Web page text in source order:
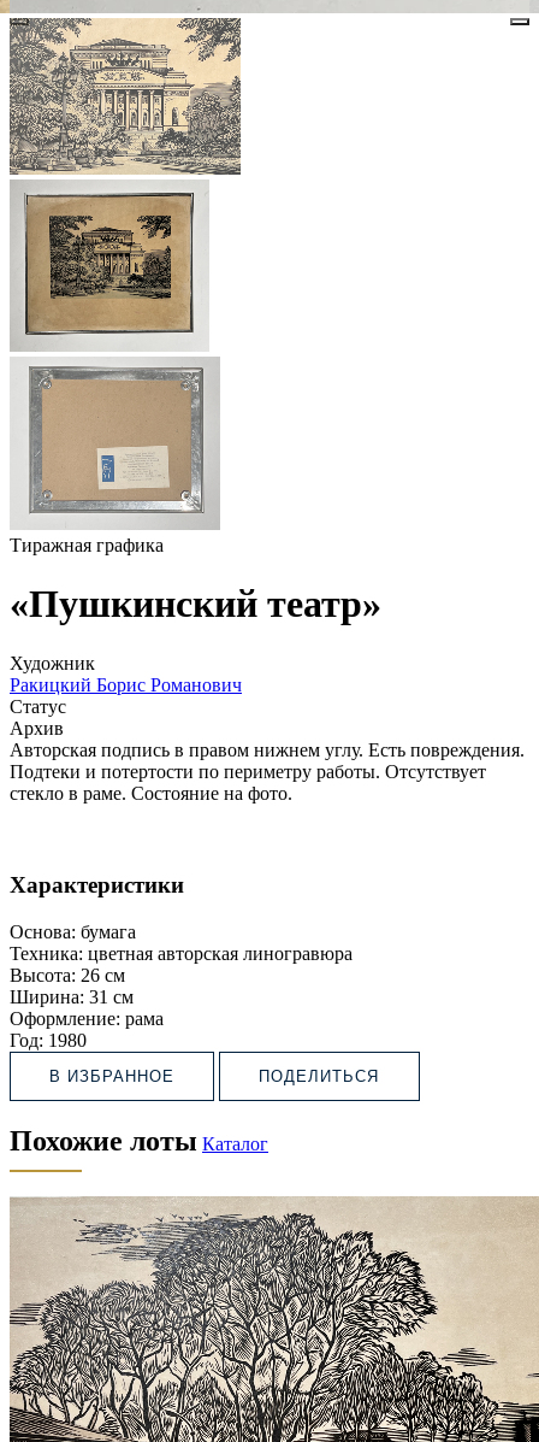
Тиражная графика
«Пушкинский театр»
Художник
Ракицкий Борис Романович
Статус
Архив
Авторская подпись в правом нижнем углу. Есть повреждения.
Подтеки и потертости по периметру работы. Отсутствует
стекло в раме. Состояние на фото.
Характеристики
Основа: бумага
Техника: цветная авторская линогравюра
Высота: 26 см
Ширина: 31 см
Оформление: рама
Год: 1980
В ИЗБРАННОЕ ПОДЕЛИТЬСЯ
Похожие лоты Каталог